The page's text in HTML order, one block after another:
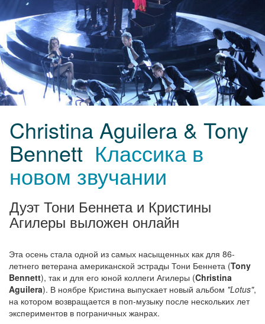
Christina Aguilera & Tony
Bennett Классика в
новом звучании
Дуэт Тони Беннета и Кристины
Агилеры выложен онлайн
Эта осень стала одной из самых насыщенных как для 86-
летнего ветерана американской эстрады Тони Беннета (Tony
Bennett), так и для его юной коллеги Агилеры (Christina
Aguilera). В ноябре Кристина выпускает новый альбом "Lotus",
на котором возвращается в поп-музыку после нескольких лет
экспериментов в пограничных жанрах.